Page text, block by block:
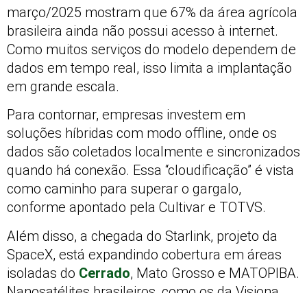
março/2025 mostram que 67% da área agrícola
brasileira ainda não possui acesso à internet.
Como muitos serviços do modelo dependem de
dados em tempo real, isso limita a implantação
em grande escala.
Para contornar, empresas investem em
soluções híbridas com modo offline, onde os
dados são coletados localmente e sincronizados
quando há conexão. Essa “cloudificação” é vista
como caminho para superar o gargalo,
conforme apontado pela Cultivar e TOTVS.
Além disso, a chegada do Starlink, projeto da
SpaceX, está expandindo cobertura em áreas
isoladas do Cerrado, Mato Grosso e MATOPIBA.